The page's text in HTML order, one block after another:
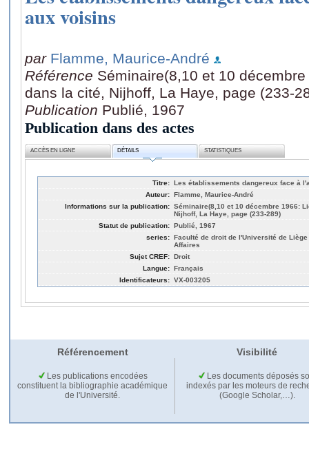
aux voisins
par Flamme, Maurice-André
Référence Séminaire(8,10 et 10
dans la cité, Nijhoff, La Haye, page (233-
Publication Publié, 1967
Publication dans des actes
ACCÈS EN LIGNE DÉTAILS STATISTIQUES
Titre: Les établissements dangereux face à
Auteur: Flamme, Maurice-André
Informations sur la publication: Séminaire(8,10 et 10 décembre 1966:
Nijhoff, La Haye, page (233-289)
Statut de publication: Publié, 1967
series: Faculté de droit de l'Université de
Affaires
Sujet CREF: Droit
Langue: Français
Identificateurs: VX-003205
Référencement Visibilité
Les publications encodées
constituent la bibliographie académique
de l'Université.
Les documents déposés
indexés par les moteurs de
(Google Scholar,…).